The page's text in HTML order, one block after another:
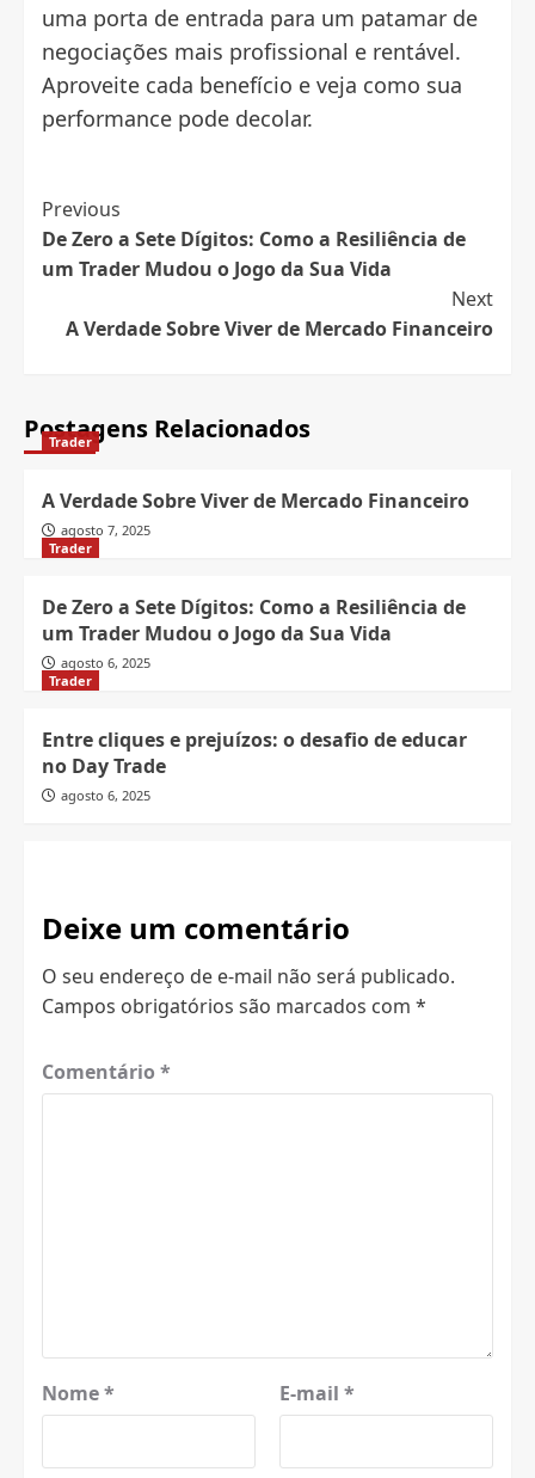
uma porta de entrada para um patamar de
negociações mais profissional e rentável.
Aproveite cada benefício e veja como sua
performance pode decolar.
Post
Navigation
Previous
De Zero a Sete Dígitos: Como a Resiliência de
um Trader Mudou o Jogo da Sua Vida
Next
A Verdade Sobre Viver de Mercado Financeiro
Postagens Relacionados
Trader
A Verdade Sobre Viver de Mercado Financeiro
agosto 7, 2025
Trader
De Zero a Sete Dígitos: Como a Resiliência de
um Trader Mudou o Jogo da Sua Vida
agosto 6, 2025
Trader
Entre cliques e prejuízos: o desafio de educar
no Day Trade
agosto 6, 2025
Deixe um comentário
O seu endereço de e-mail não será publicado.
Campos obrigatórios são marcados com *
Comentário *
Nome* E-mail *